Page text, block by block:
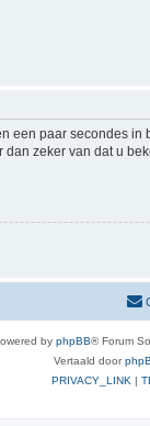
paar secondes
zeker van dat u
by phpBB® Forum
Vertaald door
PRIVACY_LINK |